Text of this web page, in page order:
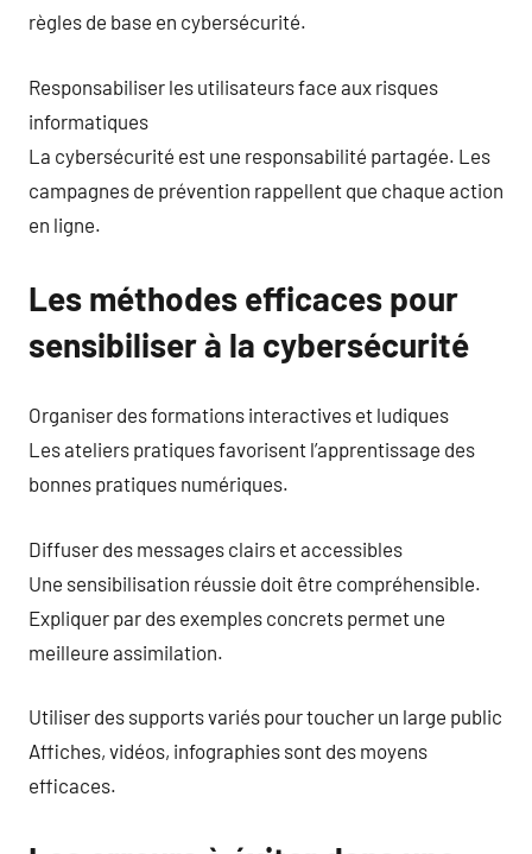
règles de base en cybersécurité.
Responsabiliser les utilisateurs face aux risques
informatiques
La cybersécurité est une responsabilité partagée. Les
campagnes de prévention rappellent que chaque action
en ligne.
Les méthodes efficaces pour
sensibiliser à la cybersécurité
Organiser des formations interactives et ludiques
Les ateliers pratiques favorisent l’apprentissage des
bonnes pratiques numériques.
Diffuser des messages clairs et accessibles
Une sensibilisation réussie doit être compréhensible.
Expliquer par des exemples concrets permet une
meilleure assimilation.
Utiliser des supports variés pour toucher un large public
Affiches, vidéos, infographies sont des moyens
efficaces.